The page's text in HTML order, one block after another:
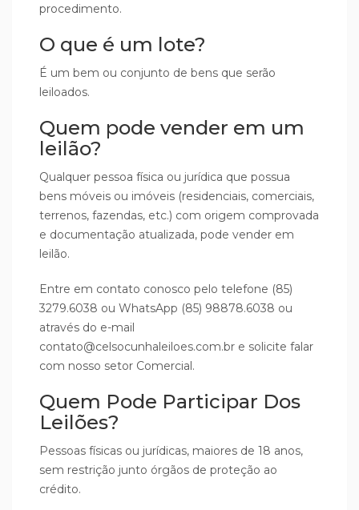
procedimento.
O que é um lote?
É um bem ou conjunto de bens que serão
leiloados.
Quem pode vender em um
leilão?
Qualquer pessoa física ou jurídica que possua
bens móveis ou imóveis (residenciais, comerciais,
terrenos, fazendas, etc.) com origem comprovada
e documentação atualizada, pode vender em
leilão.
Entre em contato conosco pelo telefone (85)
3279.6038 ou WhatsApp (85) 98878.6038 ou
através do e-mail
contato@celsocunhaleiloes.com.br e solicite falar
com nosso setor Comercial.
Quem Pode Participar Dos
Leilões?
Pessoas físicas ou jurídicas, maiores de 18 anos,
sem restrição junto órgãos de proteção ao
crédito.